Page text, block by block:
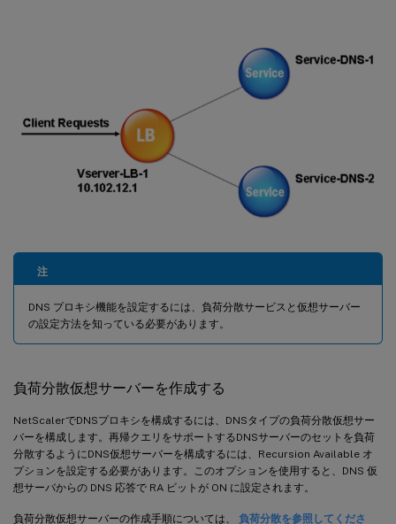
注
DNS プロキシ機能を設定するには、負荷分散サービスと仮想サーバー
の設定方法を知っている必要があります。
負荷分散仮想サーバーを作成する
NetScalerでDNSプロキシを構成するには、DNSタイプの負荷分散仮想サー
バーを構成します。再帰クエリをサポートするDNSサーバーのセットを負荷
分散するようにDNS仮想サーバーを構成するには、Recursion Available オ
プションを設定する必要があります。このオプションを使用すると、DNS 仮
想サーバからの DNS 応答で RA ビットが ON に設定されます。
負荷分散仮想サーバーの作成手順については、 負荷分散を参照してくださ